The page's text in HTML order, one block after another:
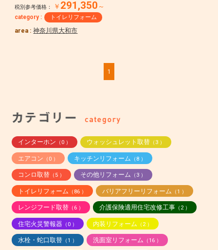
税別参考価格： ￥ 291,350 ～
category : トイレリフォーム
area :神奈川県大和市
1
インターホン （0 ） ウォッシュレット取替（3 ）
エアコン （0 ） キッチンリフォーム （8 ）
コンロ取替（5 ） その他リフォーム （3 ）
トイレリフォーム （86 ） バリアフリーリフォーム （1 ）
レンジフード取替（6 ） 介護保険適用住宅改修工事（2 ）
住宅火災警報器 （0 ） 内装リフォーム （2 ）
水栓・蛇口取替（1 ） 洗面室リフォーム （16 ）